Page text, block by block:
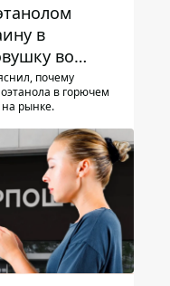
в
во
Куюн
почему
в горючем
рынке.